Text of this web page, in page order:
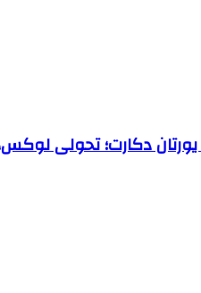
دکارت؛ تحولی